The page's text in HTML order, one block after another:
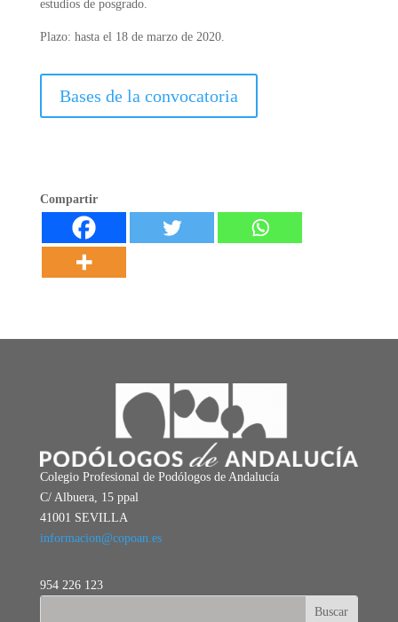
estudios de posgrado.
Plazo: hasta el 18 de marzo de 2020.
Bases de la convocatoria
Compartir
Colegio Profesional de Podólogos de Andalucía
C/ Albuera, 15 ppal
41001 SEVILLA
informacion@copoan.es
954 226 123